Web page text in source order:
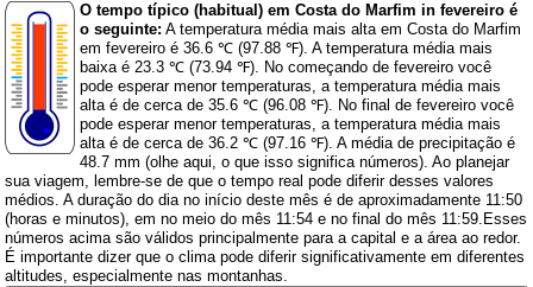
O tempo típico (habitual) em Costa do Marfim in fevereiro é
o seguinte: A temperatura média mais alta em Costa do Marfim
em fevereiro é 36.6 ℃ (97.88 ℉). A temperatura média mais
baixa é 23.3 ℃ (73.94 ℉). No começando de fevereiro você
pode esperar menor temperaturas, a temperatura média mais
alta é de cerca de 35.6 ℃ (96.08 ℉). No final de fevereiro você
pode esperar menor temperaturas, a temperatura média mais
alta é de cerca de 36.2 ℃ (97.16 ℉). A média de precipitação é
48.7 mm (olhe aqui, o que isso significa números). Ao planejar
sua viagem, lembre-se de que o tempo real pode diferir desses valores
médios. A duração do dia no início deste mês é de aproximadamente 11:50
(horas e minutos), em no meio do mês 11:54 e no final do mês 11:59.Esses
números acima são válidos principalmente para a capital e a área ao redor.
É importante dizer que o clima pode diferir significativamente em diferentes
altitudes, especialmente nas montanhas.